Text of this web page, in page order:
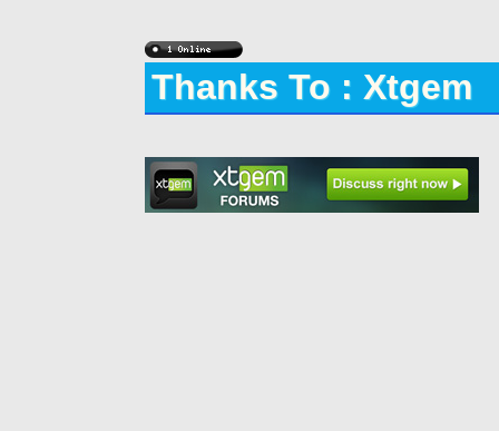
Thanks To : Xtgem